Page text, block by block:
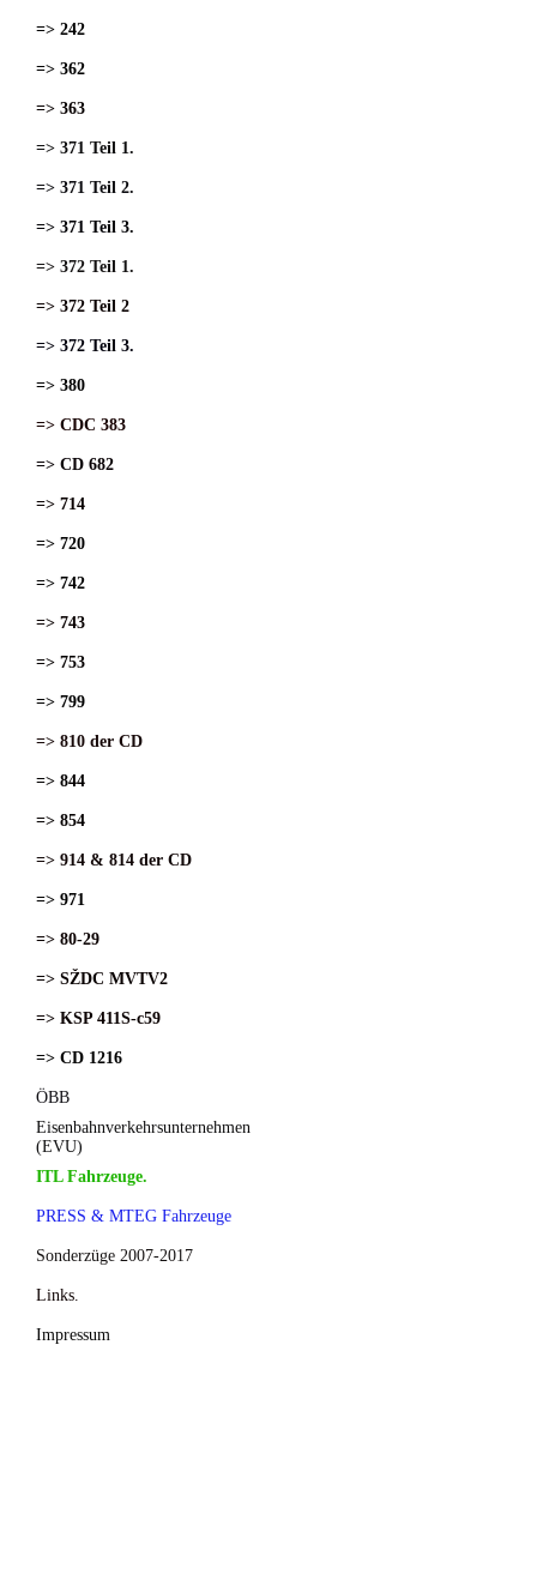
=> 242
=> 362
=> 363
=> 371 Teil 1.
=> 371 Teil 2.
=> 371 Teil 3.
=> 372 Teil 1.
=> 372 Teil 2
=> 372 Teil 3.
=> 380
=> CDC 383
=> CD 682
=> 714
=> 720
=> 742
=> 743
=> 753
=> 799
=> 810 der CD
=> 844
=> 854
=> 914 & 814 der CD
=> 971
=> 80-29
=> SŽDC MVTV2
=> KSP 411S-c59
=> CD 1216
ÖBB
Eisenbahnverkehrsunternehmen
(EVU)
ITL Fahrzeuge.
PRESS & MTEG Fahrzeuge
Sonderzüge 2007-2017
Links.
Impressum